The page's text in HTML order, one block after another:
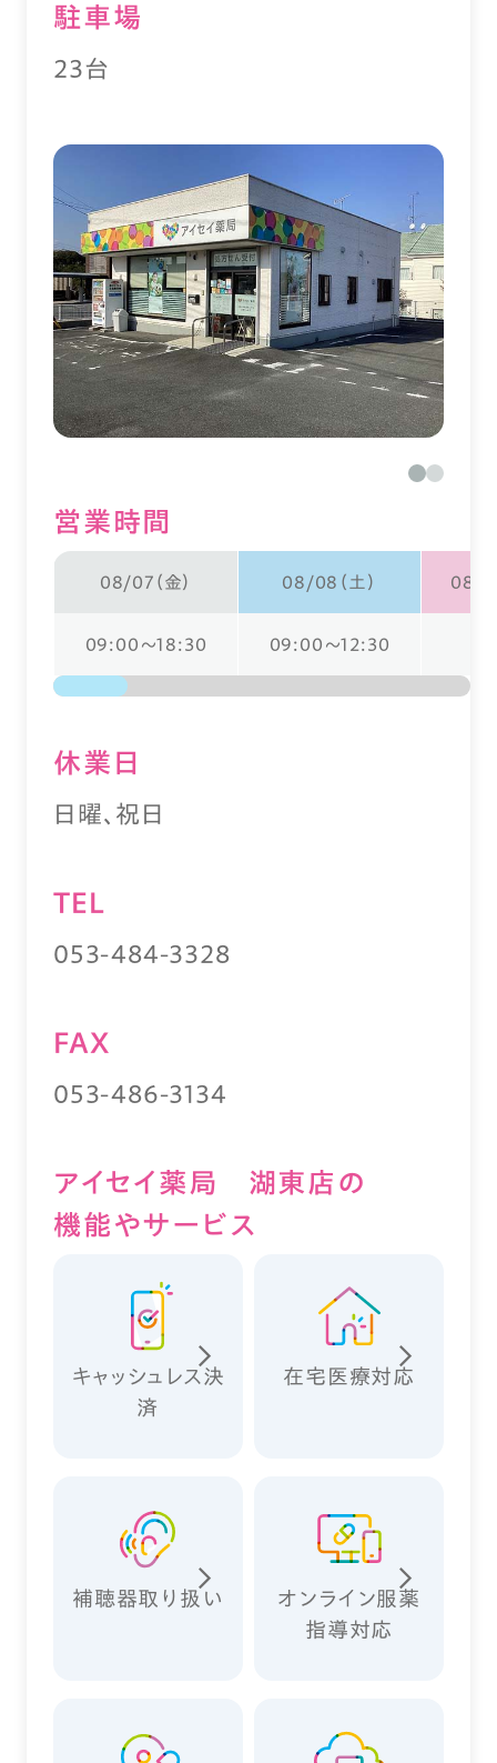
駐⾞場
23台
営業時間
08/07（金） 08/08（土） 08/09
09:00～18:30 09:00～12:30
休業⽇
日曜、祝日
TEL
053-484-3328
FAX
053-486-3134
アイセイ薬局 湖東店の
機能やサービス
キャッシュレス決
済
在宅医療対応
補聴器取り扱い
オンライン服薬
指導対応